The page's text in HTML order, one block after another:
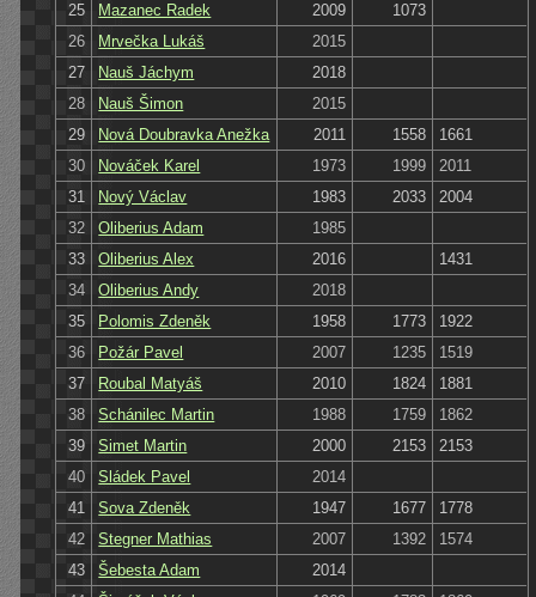
25
Mazanec Radek 2009
1073
26
Mrvečka Lukáš
2015
27
Nauš Jáchym
2018
28
Nauš Šimon
2015
29
Nová Doubravka Anežka 2011 1558
1661
30
Nováček Karel 1973 1999
2011
31
Nový Václav 1983 2033
2004
32
Oliberius Adam
1985
33
Oliberius Alex 2016
1431
34
Oliberius Andy
2018
35
Polomis Zdeněk 1958 1773
1922
36
Požár Pavel 2007 1235
1519
37
Roubal Matyáš 2010 1824
1881
38
Schánilec Martin 1988 1759
1862
39
Simet Martin 2000 2153
2153
40
Sládek Pavel
2014
41
Sova Zdeněk 1947 1677
1778
42
Stegner Mathias 2007 1392
1574
43
Šebesta Adam
2014